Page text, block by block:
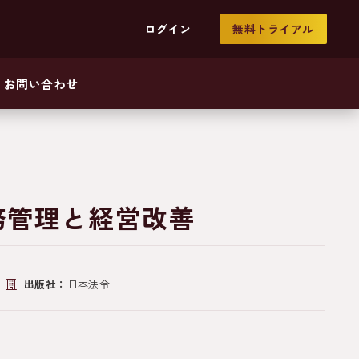
ログイン 無料トライアル
お問い合わせ
理と経営改善
出版社： 日本法令